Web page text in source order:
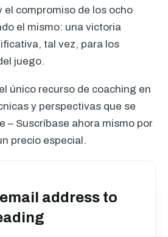
el compromiso de los ocho
el mismo: una victoria
tal vez, para los
juego.
único recurso de coaching en
y perspectivas que se
– Suscríbase ahora mismo por
precio especial.
address to